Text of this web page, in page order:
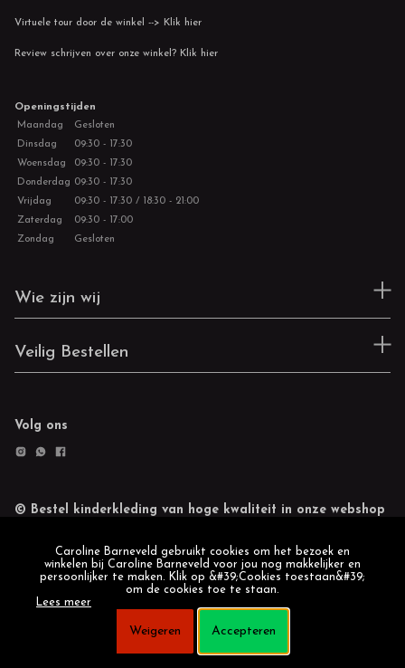
Virtuele tour door de winkel --> Klik hier
Review schrijven over onze winkel? Klik hier
Openingstijden
Maandag
Gesloten
Dinsdag
09:30 - 17:30
Woensdag
09:30 - 17:30
Donderdag 09:30 - 17:30
Vrijdag
09:30 - 17:30 / 18:30 - 21:00
Zaterdag
09:30 - 17:00
Zondag
Gesloten
Wie zijn wij
Veilig Bestellen
Volg ons
© Bestel kinderkleding van hoge kwaliteit in onze webshop
Caroline Barneveld gebruikt cookies om het bezoek en
winkelen bij Caroline Barneveld voor jou nog makkelijker en
persoonlijker te maken. Klik op &#39;Cookies toestaan&#39;
om de cookies toe te staan.
Lees meer
Weigeren Accepteren